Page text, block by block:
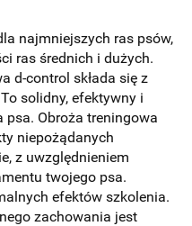
najmniejszych ras psów,
ras średnich i dużych.
d-control składa się z
solidny, efektywny i
psa. Obroża treningowa
niepożądanych
z uwzględnieniem
twojego psa.
efektów szkolenia.
zachowania jest